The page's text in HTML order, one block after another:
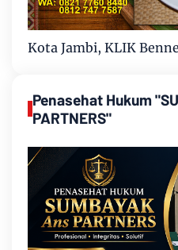
Kota Jambi, KLIK
Penasehat Hukum
PARTNERS"